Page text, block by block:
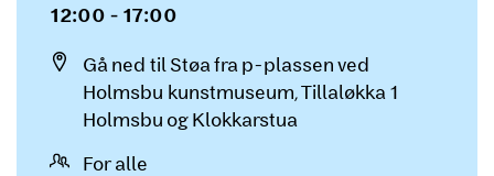
12:00 - 17:00
Gå ned til Støa fra p-plassen ved
Holmsbu kunstmuseum, Tillaløkka 1
Holmsbu og Klokkarstua
For alle